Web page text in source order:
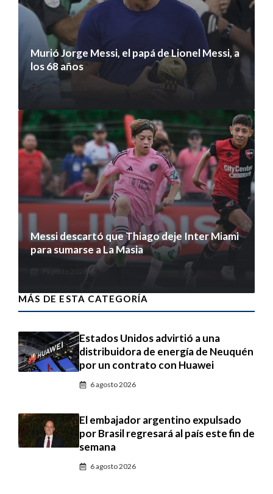
Murió Jorge Messi, el papá de Lionel Messi, a
los 68 años
Messi descartó que Thiago deje Inter Miami
para sumarse a La Masia
MÁS DE ESTA CATEGORÍA
Estados Unidos advirtió a una
distribuidora de energía de Neuquén
por un contrato con Huawei
6 agosto 2026
El embajador argentino expulsado
por Brasil regresará al país este fin de
semana
6 agosto 2026